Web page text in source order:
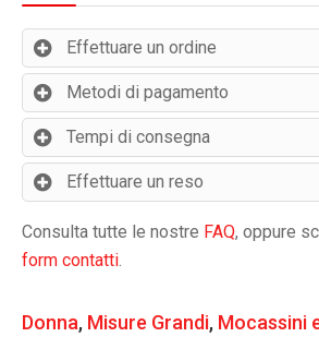
Effettuare un ordine
Metodi di pagamento
Tempi di consegna
Effettuare un reso
Consulta tutte le nostre FAQ, oppure
form contatti
Donna, Misure Grandi, Mocassini